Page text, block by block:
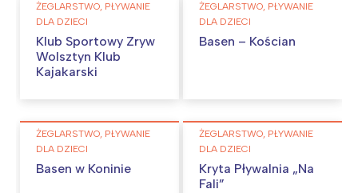
ŻEGLARSTWO, PŁYWANIE
DLA DZIECI
Klub Sportowy Zryw
Wolsztyn Klub
Kajakarski
ŻEGLARSTWO, PŁYWANIE
DLA DZIECI
Basen – Kościan
ŻEGLARSTWO, PŁYWANIE
DLA DZIECI
Basen w Koninie
ŻEGLARSTWO, PŁYWANIE
DLA DZIECI
Kryta Pływalnia „Na
Fali”